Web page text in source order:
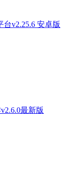
v2.25.6 安卓版
最新版